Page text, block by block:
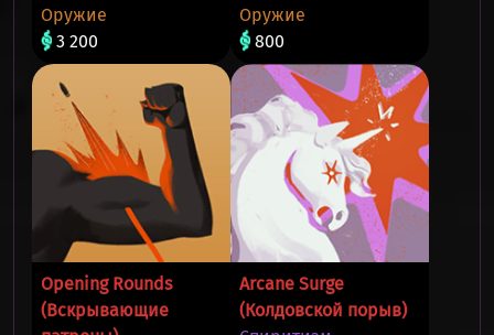
Оружие
3 200
Оружие
800
Opening Rounds
(Вскрывающие
Arcane Surge
(Колдовской порыв)